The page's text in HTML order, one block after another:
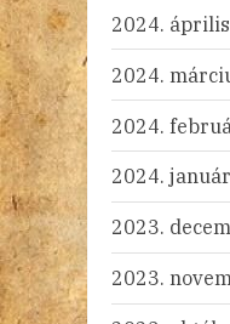
2024. április
2024.
2024.
2024. január
2023.
2023.